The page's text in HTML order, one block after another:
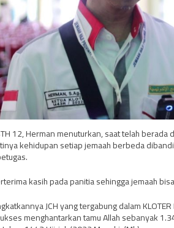
12, Herman menuturkan, saat telah
kehidupan setiap jemaah berbeda
kasih pada panitia sehingga jemaah
JCH yang tergabung dalam
menghantarkan tamu Allah sebanyak